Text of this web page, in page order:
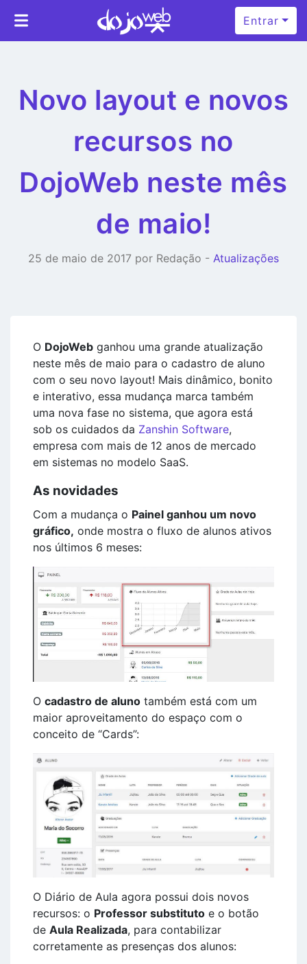
Entrar
Novo layout e novos
recursos no
DojoWeb neste mês
de maio!
25 de maio de 2017 por Redação - Atualizações
O DojoWeb ganhou uma grande atualização
neste mês de maio para o cadastro de aluno
com o seu novo layout! Mais dinâmico, bonito
e interativo, essa mudança marca também
uma nova fase no sistema, que agora está
sob os cuidados da Zanshin Software,
empresa com mais de 12 anos de mercado
em sistemas no modelo SaaS.
As novidades
Com a mudança o Painel ganhou um novo
gráfico, onde mostra o fluxo de alunos ativos
nos últimos 6 meses:
O cadastro de aluno também está com um
maior aproveitamento do espaço com o
conceito de “Cards”:
O Diário de Aula agora possui dois novos
recursos: o Professor substituto e o botão
de Aula Realizada, para contabilizar
corretamente as presenças dos alunos: